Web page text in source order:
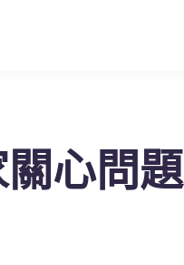
心問題